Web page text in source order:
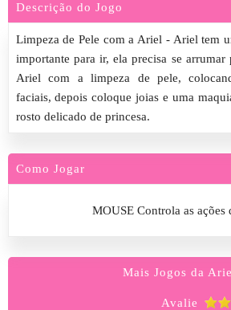
Descrição do Jogo
Limpeza de Pele com a Ariel - Ariel tem
importante para ir, ela precisa se
Ariel com a limpeza de pele,
faciais, depois coloque joias e uma
rosto delicado de princesa.
Como Jogar
MOUSE Controla as ações
Mais Jogos da
Avalie